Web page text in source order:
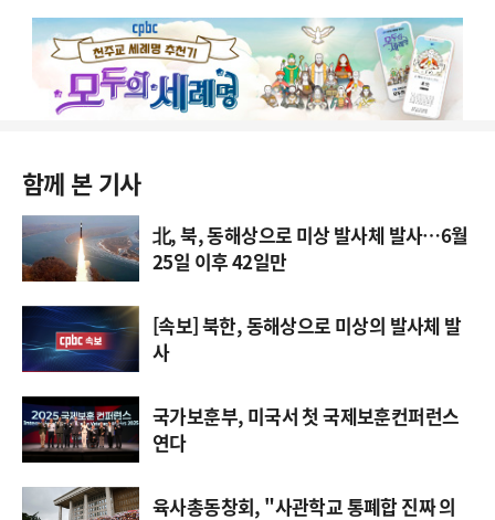
함께 본 기사
北, 북, 동해상으로 미상 발사체 발사…6월
25일 이후 42일만
[속보] 북한, 동해상으로 미상의 발사체 발
사
국가보훈부, 미국서 첫 국제보훈컨퍼런스
연다
육사총동창회, "사관학교 통폐합 진짜 의